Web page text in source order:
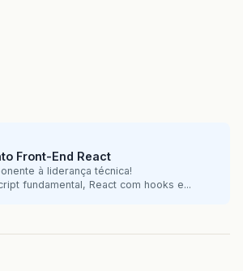
Front-End React
à liderança técnica!
fundamental, React com hooks e...